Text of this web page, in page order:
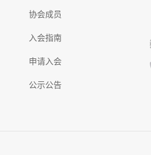
协会成员
入会指南
申请入会
公示公告